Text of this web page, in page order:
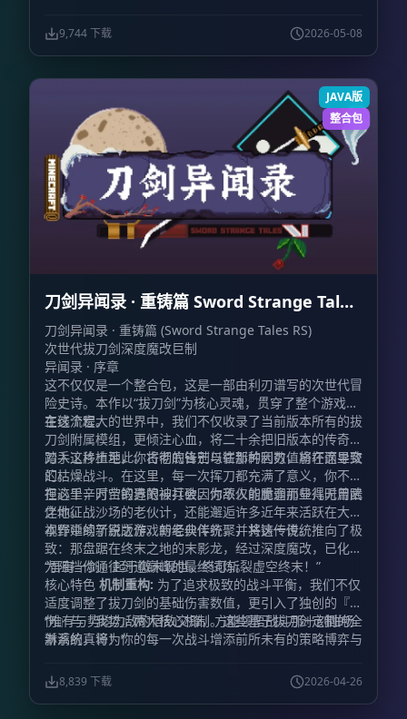
MB 。请根据您的电脑配置酌情选择，切勿无脑拉高，过
高的内存分配可能导致游戏无法启动。
9,744 下载 2026-05-08
JAVA版
整合包
刀剑异闻录 · 重铸篇 Sword Strange Tales
RS
刀剑异闻录 · 重铸篇 (Sword Strange Tales RS)
次世代拔刀剑深度魔改巨制
异闻录 · 序章
这不仅仅是一个整合包，这是一部由利刃谱写的次世代冒
险史诗。本作以“拔刀剑”为核心灵魂，贯穿了整个游戏的
主线流程。
在这个宏大的世界中，我们不仅收录了当前版本所有的拔
刀剑附属模组，更倾注心血，将二十余把旧版本的传奇名
刀手工移植至此。古老的锋芒与崭新的利刃，将在这里交
汇。
踏入这片土地，你将彻底告别以往那种因数值崩坏而导致
的枯燥战斗。在这里，每一次挥刀都充满了意义，你不必
担心千辛万苦锻造的神兵会因为敌人的脆弱而显得无用武
之地。
在这里，时空的界限被打破。你不仅能重逢那些儿时曾陪
伴你征战沙场的老伙计，还能邂逅许多近年来活跃在大众
视野中的新锐之作。新老伙伴齐聚，共铸传说。
本作延续了原版游戏的经典传统，并将这一传统推向了极
致：那盘踞在终末之地的末影龙，经过深度魔改，已化身
为阻挡你通往剑道巅峰的最终试炼。
“吾有一剑，起于微末现世，终可斩裂虚空终末！”
核心特色 机制重构: 为了追求极致的战斗平衡，我们不仅
适度调整了拔刀剑的基础伤害数值，更引入了独创的『怒
伤』与『我势』两大核心机制。这些基于拔刀剑定制的全
新系统，将为你的每一次战斗增添前所未有的策略博弈与
了独特的锻造（强化）阶段系统。玩家需要紧随主线剧情
的指引，一步一个脚印，逐渐解锁更高阶层的锻造技艺，
“唯有与势均力敌的宿敌交锋，方能领悟战斗那一刻酣畅
淋漓的真谛！”
8,839 下载 2026-04-26